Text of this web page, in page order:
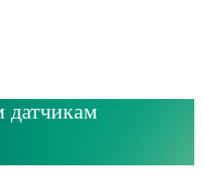
датчикам